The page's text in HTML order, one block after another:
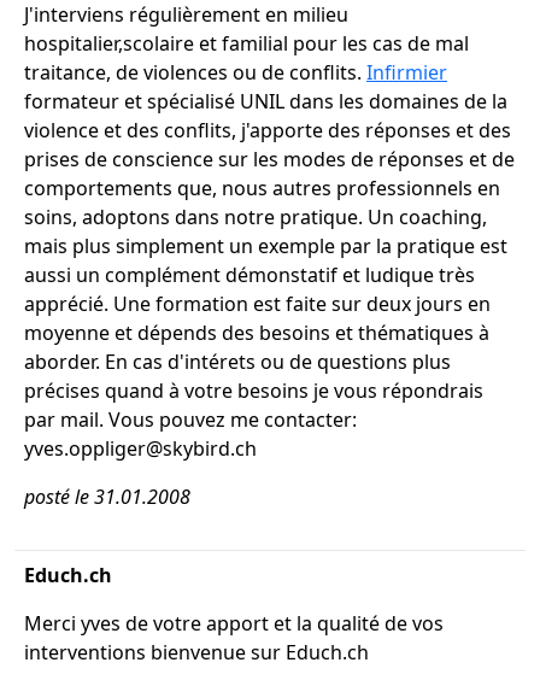
J'interviens régulièrement en milieu
hospitalier,scolaire et familial pour les cas de mal
traitance, de violences ou de conflits. Infirmier
formateur et spécialisé UNIL dans les domaines de la
violence et des conflits, j'apporte des réponses et des
prises de conscience sur les modes de réponses et de
comportements que, nous autres professionnels en
soins, adoptons dans notre pratique. Un coaching,
mais plus simplement un exemple par la pratique est
aussi un complément démonstatif et ludique très
apprécié. Une formation est faite sur deux jours en
moyenne et dépends des besoins et thématiques à
aborder. En cas d'intérets ou de questions plus
précises quand à votre besoins je vous répondrais
par mail. Vous pouvez me contacter:
yves.oppliger@skybird.ch
posté le 31.01.2008
Educh.ch
Merci yves de votre apport et la qualité de vos
interventions bienvenue sur Educh.ch